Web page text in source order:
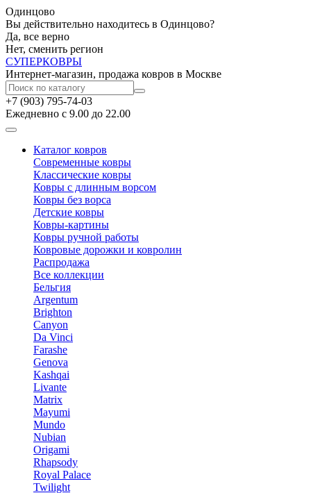
Одинцово
Вы действительно находитесь в Одинцово?
Да, все верно
Нет, сменить регион
СУПЕРКОВРЫ
Интернет-магазин, продажа ковров в Москве
+7 (903) 795-74-03
Ежедневно с 9.00 до 22.00
Каталог ковров
Современные ковры
Классические ковры
Ковры с длинным ворсом
Ковры без ворса
Детские ковры
Ковры-картины
Ковры ручной работы
Ковровые дорожки и ковролин
Распродажа
Все коллекции
Бельгия
Argentum
Brighton
Canyon
Da Vinci
Farashe
Genova
Kashqai
Livante
Matrix
Mayumi
Mundo
Nubian
Origami
Rhapsody
Royal Palace
Twilight